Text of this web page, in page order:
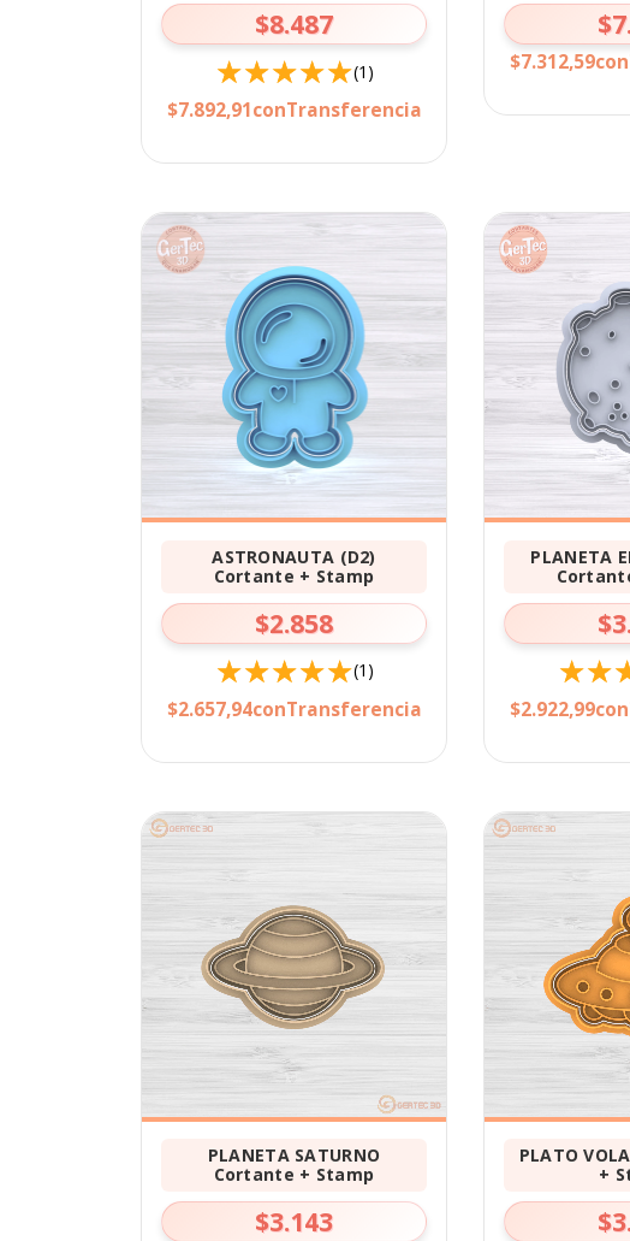
$8.487
(1)
$7.892,91conTransferencia
$7.312,59con
ASTRONAUTA (D2)
Cortante + Stamp
$2.858
(1)
$2.657,94conTransferencia
PLANETA
$2.922,99con
PLANETA SATURNO
Cortante + Stamp
$3.143
PLATO
+